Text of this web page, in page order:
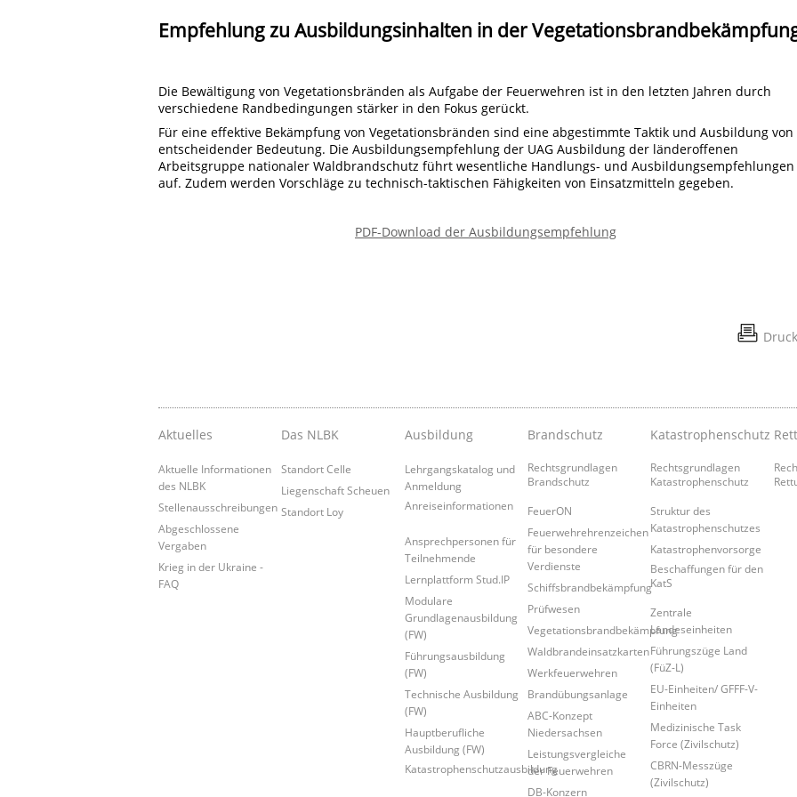
Empfehlung zu Ausbildungsinhalten in der
Die Bewältigung von Vegetationsbränden als Aufgabe der Feuerwehren ist in den letzten Jahren durch
verschiedene Randbedingungen stärker in den Fokus gerückt.
Für eine effektive Bekämpfung von Vegetationsbränden sind eine abgestimmte Taktik und Ausbildung von
entscheidender Bedeutung. Die Ausbildungsempfehlung der UAG Ausbildung der länderoffenen
Arbeitsgruppe nationaler Waldbrandschutz führt wesentliche Handlungs- und Ausbildungsempfehlungen
auf. Zudem werden Vorschläge zu technisch-taktischen Fähigkeiten von Einsatzmitteln gegeben.
PDF-Download der Ausbildungsempfehlung
Aktuelles
Aktuelle Informationen
des NLBK
Stellenausschreibungen
Abgeschlossene
Vergaben
Krieg in der Ukraine -
FAQ
Das NLBK
Standort Celle
Liegenschaft Scheuen
Standort Loy
Ausbildung
Lehrgangskatalog und
Anmeldung
Anreiseinformationen
Ansprechpersonen für
Teilnehmende
Lernplattform Stud.IP
Modulare
Grundlagenausbildung
(FW)
Führungsausbildung
(FW)
Technische Ausbildung
(FW)
Hauptberufliche
Ausbildung (FW)
Katastrophenschutzausbildung
Brandschutz
Rechtsgrundlagen
Brandschutz
FeuerON
Feuerwehrehrenzeichen
für besondere
Verdienste
Schiffsbrandbekämpfung
Prüfwesen
Vegetationsbrandbekämpfung
Waldbrandeinsatzkarten
Werkfeuerwehren
Brandübungsanlage
ABC-Konzept
Niedersachsen
Leistungsvergleiche
der Feuerwehren
DB-Konzern
Katastrophenschutz
Rechtsgrundlagen
Katastrophenschutz
Struktur des
Katastrophenschutzes
Katastrophenvorsorge
Beschaffungen für den
KatS
Zentrale
Landeseinheiten
Führungszüge Land
(FüZ-L)
EU-Einheiten/ GFFF-V-
Einheiten
Medizinische Task
Force (Zivilschutz)
CBRN-Messzüge
(Zivilschutz)